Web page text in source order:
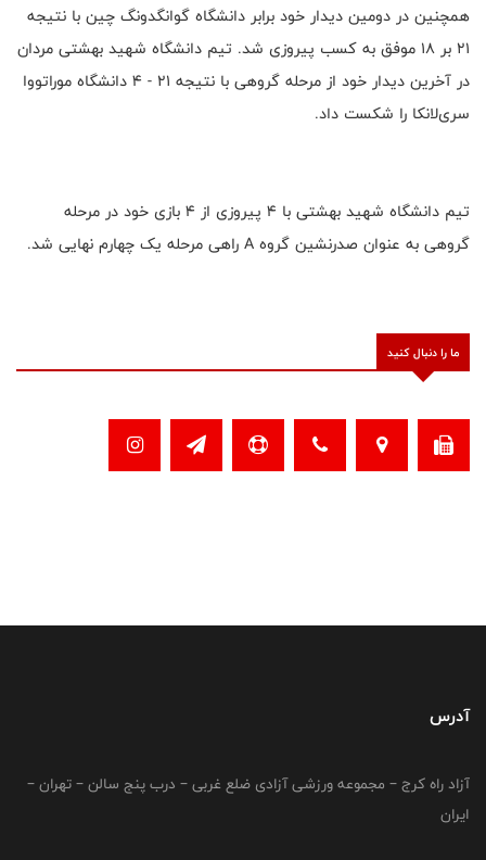
همچنین در دومین دیدار خود برابر دانشگاه گوانگدونگ چین با نتیجه
۲۱ بر ۱۸ موفق به کسب پیروزی شد. تیم دانشگاه شهید بهشتی مردان
در آخرین دیدار خود از مرحله گروهی با نتیجه ۲۱ - ۴ دانشگاه موراتووا
سری‌لانکا را شکست داد.
تیم دانشگاه شهید بهشتی با ۴ پیروزی از ۴ بازی خود در مرحله
گروهی به عنوان صدرنشین گروه A راهی مرحله یک چهارم نهایی شد.
ما را دنبال کنید
آدرس
آزاد راه کرج – مجموعه ورزشی آزادی ضلع غربی – درب پنج سالن – تهران –
ایران